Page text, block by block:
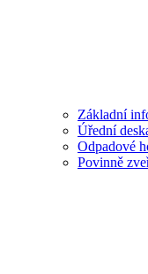
Základní
Úřední
Odpadové
Povinně